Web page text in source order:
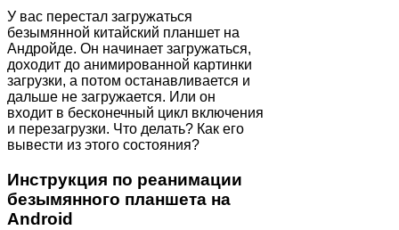
У вас перестал загружаться
безымянной китайский планшет на
Андройде. Он начинает загружаться,
доходит до анимированной картинки
загрузки, а потом останавливается и
дальше не загружается. Или он
входит в бесконечный цикл включения
и перезагрузки. Что делать? Как его
вывести из этого состояния?
Инструкция по реанимации
безымянного планшета на
Android